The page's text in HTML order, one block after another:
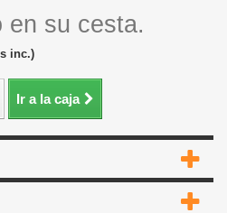
en su cesta.
inc.)
Ir a la caja